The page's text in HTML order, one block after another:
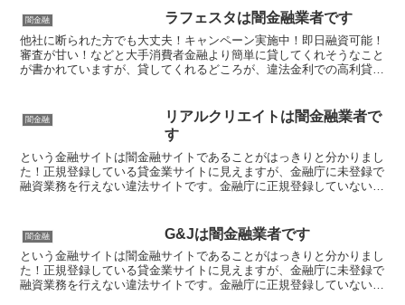
闇金融 ラフェスタは闇金融業者です
他社に断られた方でも大丈夫！キャンペーン実施中！即日融資可能！
審査が甘い！などと大手消費者金融より簡単に貸してくれそうなこと
が書かれていますが、貸してくれるどころが、違法金利での高利貸し
闇金融
リアルクリエイトは闇金融業者で
す
という金融サイトは闇金融サイトであることがはっきりと分かりまし
た！正規登録している貸金業サイトに見えますが、金融庁に未登録で
融資業務を行えない違法サイトです。金融庁に正規登録していない未
闇金融 G&Jは闇金融業者です
という金融サイトは闇金融サイトであることがはっきりと分かりまし
た！正規登録している貸金業サイトに見えますが、金融庁に未登録で
融資業務を行えない違法サイトです。金融庁に正規登録していない未